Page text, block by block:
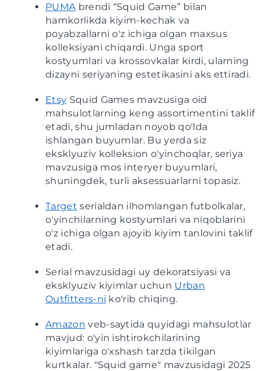
PUMAbrendi “Squid Game” bilan
hamkorlikda kiyim-kechak va
poyabzallarni o'z ichiga olgan maxsus
kolleksiyani chiqardi. Unga sport
kostyumlari va krossovkalar kirdi, ularning
dizayni seriyaning estetikasini aks ettiradi.
Etsy Squid Games mavzusiga oid
mahsulotlarning keng assortimentini taklif
etadi, shu jumladan noyob qo'lda
ishlangan buyumlar. Bu yerda siz
eksklyuziv kolleksion o'yinchoqlar, seriya
mavzusiga mos interyer buyumlari,
shuningdek, turli aksessuarlarni topasiz.
Target serialdan ilhomlangan futbolkalar,
o'yinchilarning kostyumlari va niqoblarini
o'z ichiga olgan ajoyib kiyim tanlovini taklif
etadi.
Serial mavzusidagi uy dekoratsiyasi va
eksklyuziv kiyimlar uchun Urban
Outfitters-ni ko'rib chiqing.
Amazon veb-saytida quyidagi mahsulotlar
mavjud: o'yin ishtirokchilarining
kiyimlariga o'xshash tarzda tikilgan
kurtkalar. "Squid game" mavzusidagi 2025